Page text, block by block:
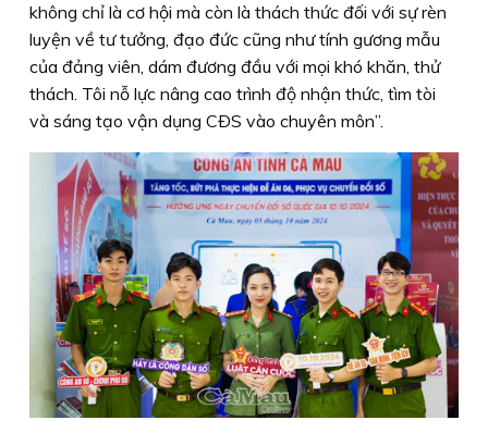
không chỉ là cơ hội mà còn là thách thức đối với sự rèn
luyện về tư tưởng, đạo đức cũng như tính gương mẫu
của đảng viên, dám đương đầu với mọi khó khăn, thử
thách. Tôi nỗ lực nâng cao trình độ nhận thức, tìm tòi
và sáng tạo vận dụng CÐS vào chuyên môn”.